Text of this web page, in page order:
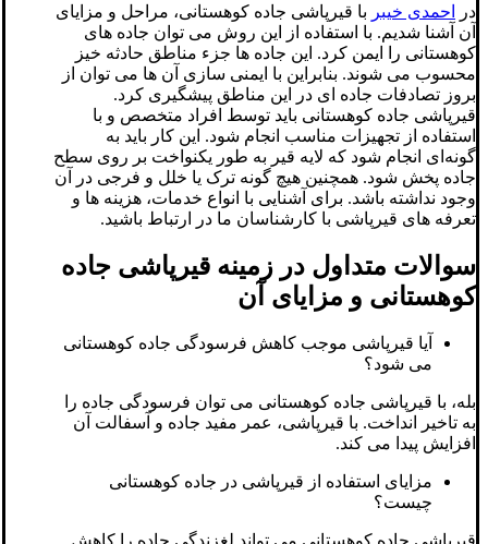
در احمدی خیبر با قیرپاشی جاده کوهستانی، مراحل و مزایای
آن آشنا شدیم. با استفاده از این روش می توان جاده های
کوهستانی را ایمن کرد. این جاده ها جزء مناطق حادثه خیز
محسوب می شوند. بنابراین با ایمنی سازی آن ها می توان از
بروز تصادفات جاده ای در این مناطق پیشگیری کرد.
قیرپاشی جاده کوهستانی باید توسط افراد متخصص و با
استفاده از تجهیزات مناسب انجام شود. این کار باید به
گونه‌ای انجام شود که لایه قیر به طور یکنواخت بر روی سطح
جاده پخش شود. همچنین هیچ گونه ترک یا خلل و فرجی در آن
وجود نداشته باشد. برای آشنایی با انواع خدمات، هزینه ها و
تعرفه های قیرپاشی با کارشناسان ما در ارتباط باشید.
سوالات متداول در زمینه قیرپاشی جاده
کوهستانی و مزایای آن
آیا قیرپاشی موجب کاهش فرسودگی جاده کوهستانی
می شود؟
بله، با قیرپاشی جاده کوهستانی می توان فرسودگی جاده را
به تاخیر انداخت. با قیرپاشی، عمر مفید جاده و آسفالت آن
افزایش پیدا می کند.
مزایای استفاده از قیرپاشی در جاده کوهستانی
چیست؟